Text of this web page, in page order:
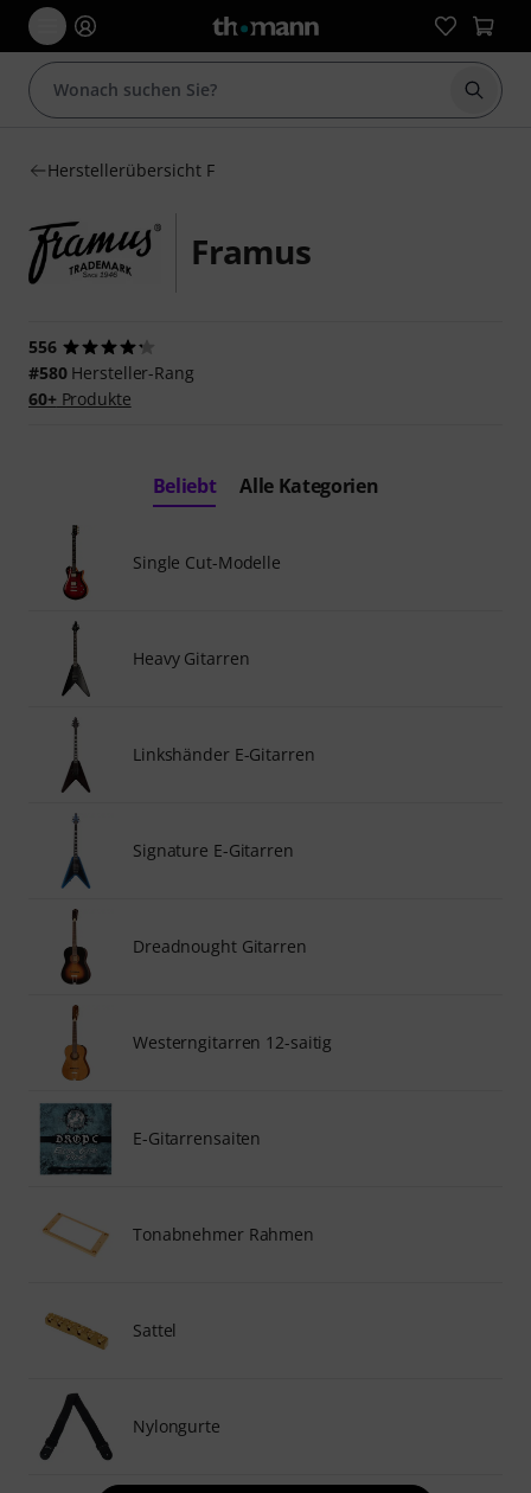
Suche
Herstellerübersicht F
Framus
556
#580Hersteller-Rang
60+Produkte
Beliebt Alle Kategorien
Single Cut-Modelle
Heavy Gitarren
Linkshänder E-Gitarren
Signature E-Gitarren
Dreadnought Gitarren
Westerngitarren 12-saitig
E-Gitarrensaiten
Tonabnehmer Rahmen
Sattel
Nylongurte